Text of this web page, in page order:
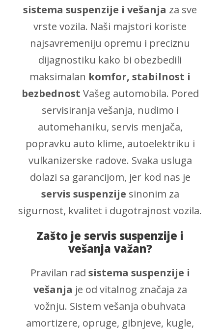
sistema suspenzije i vešanja za sve
vrste vozila. Naši majstori koriste
najsavremeniju opremu i preciznu
dijagnostiku kako bi obezbedili
maksimalan komfor, stabilnost i
bezbednost Vašeg automobila. Pored
servisiranja vešanja, nudimo i
automehaniku, servis menjača,
popravku auto klime, autoelektriku i
vulkanizerske radove. Svaka usluga
dolazi sa garancijom, jer kod nas je
servis suspenzije sinonim za
sigurnost, kvalitet i dugotrajnost vozila.
Zašto je servis suspenzije i
vešanja važan?
Pravilan rad sistema suspenzije i
vešanja je od vitalnog značaja za
vožnju. Sistem vešanja obuhvata
amortizere, opruge, gibnjeve, kugle,